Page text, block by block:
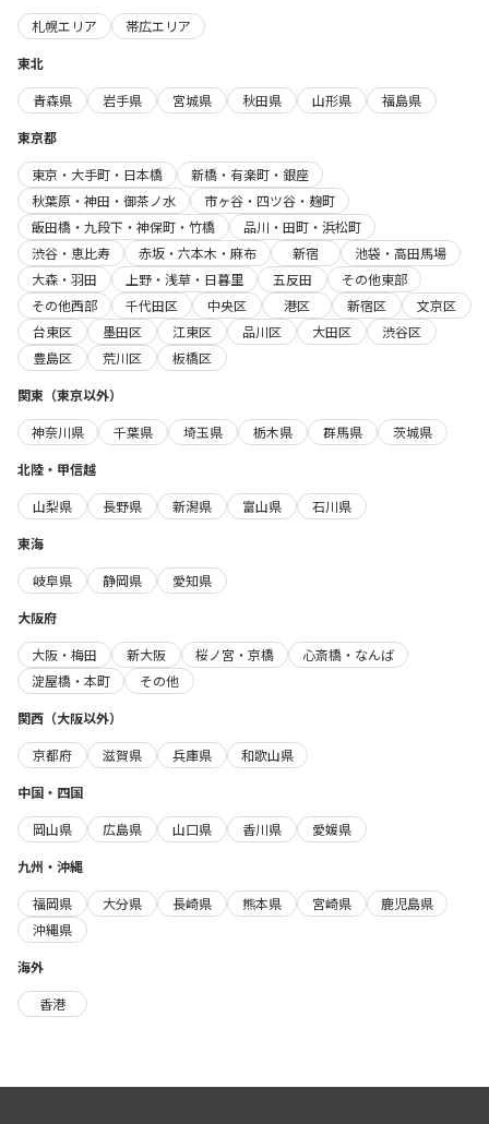
札幌エリア
帯広エリア
東北
青森県
岩手県 宮城県 秋田県 山形県
福島県
東京都
東京・大手町・日本橋
新橋・有楽町・銀座
秋葉原・神田・御茶ノ水
市ヶ谷・四ツ谷・麹町
飯田橋・九段下・神保町・竹橋
品川・田町・浜松町
渋谷・恵比寿
赤坂・六本木・麻布 新宿
池袋・高田馬場
大森・羽田
上野・浅草・日暮里 五反田
その他東部
その他西部
千代田区 中央区 港区 新宿区
文京区
台東区
墨田区 江東区 品川区 大田区
渋谷区
豊島区
荒川区
板橋区
関東（東京以外）
神奈川県
千葉県 埼玉県 栃木県 群馬県
茨城県
北陸・甲信越
山梨県
長野県 新潟県 富山県
石川県
東海
岐阜県
静岡県
愛知県
大阪府
大阪・梅田
新大阪 桜ノ宮・京橋
心斎橋・なんば
淀屋橋・本町
その他
関西（大阪以外）
京都府
滋賀県 兵庫県
和歌山県
中国・四国
岡山県
広島県 山口県 香川県
愛媛県
九州・沖縄
福岡県
大分県 長崎県 熊本県 宮崎県
鹿児島県
沖縄県
海外
香港